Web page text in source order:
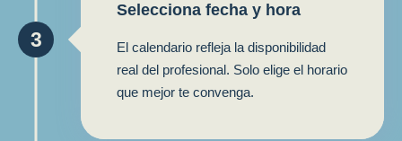
Selecciona fecha y hora
El calendario refleja la disponibilidad
real del profesional. Solo elige el horario
que mejor te convenga.
3